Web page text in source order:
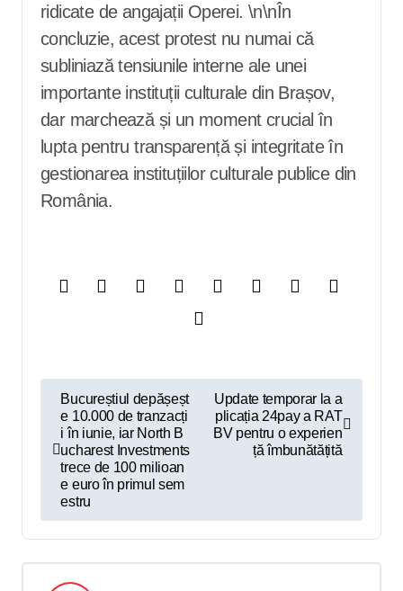
ridicate de angajații Operei. \n\nÎn
concluzie, acest protest nu numai că
subliniază tensiunile interne ale unei
importante instituții culturale din Brașov,
dar marchează și un moment crucial în
lupta pentru transparență și integritate în
gestionarea instituțiilor culturale publice din
România.
a
r
Bucureștiul depășeșt
e 10.000 de tranzacți
i în iunie, iar North B
ucharest Investments
trece de 100 milioan
e euro în primul sem
estru
Update temporar la a
plicația 24pay a RAT
BV pentru o experien
ță îmbunătățită